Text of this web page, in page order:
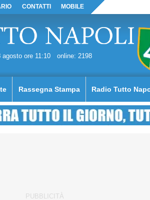
CONTATTI MOBILE
agosto ore 11:10 online: 2198
Rassegna Stampa Radio Tutto